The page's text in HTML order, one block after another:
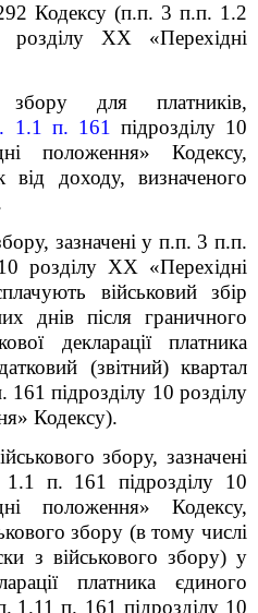
Кодексу (п.п. 3 п.п. 1.2
розділу XX «Перехідні
збору для платників,
1.1 п. 161
підрозділу 10
положення» Кодексу,
від доходу, визначеного
зазначені у п.п. 3 п.п.
розділу XX «Перехідні
військовий збір
днів після граничного
декларації платника
(звітний) квартал
161підрозділу 10 розділу
Кодексу).
збору, зазначені
1.1 п. 161
підрозділу 10
положення» Кодексу,
збору (в тому числі
з військового збору) у
платника єдиного
1.11 п. 161 підрозділу 10